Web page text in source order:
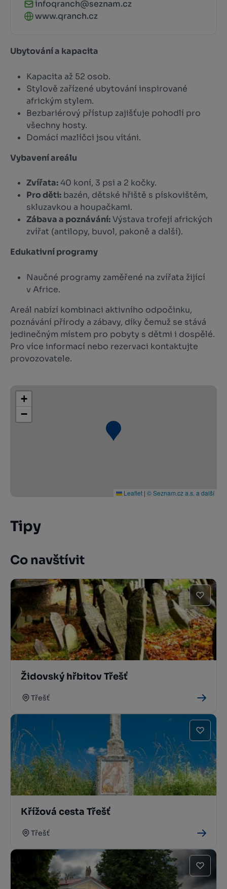
infoqranch@seznam.cz
www.qranch.cz
Ubytování a kapacita
Kapacita až 52 osob.
Stylově zařízené ubytování inspirované
africkým stylem.
Bezbariérový přístup zajišťuje pohodlí pro
všechny hosty.
Domácí mazlíčci jsou vítáni.
Vybavení areálu
Zvířata: 40 koní, 3 psi a 2 kočky.
Pro děti: bazén, dětské hřiště s pískovištěm,
skluzavkou a houpačkami.
Zábava a poznávání:Výstava trofejí afrických
zvířat (antilopy, buvol, pakoně a další).
Edukativní programy
Naučné programy zaměřené na zvířata žijící
v Africe.
Areál nabízí kombinaci aktivního odpočinku,
poznávání přírody a zábavy, díky čemuž se stává
jedinečným místem pro pobyty s dětmi i dospělé.
Pro více informací nebo rezervaci kontaktujte
provozovatele.
+
−
Leaflet | © Seznam.cz a.s. a další
Tipy
Co navštívit
Židovský hřbitov Třešť
Třešť
Křížová cesta Třešť
Třešť